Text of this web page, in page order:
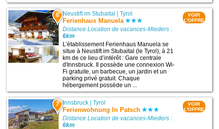
6 Neustift im Stubaital |Tyrol
Ferienhaus Manuela
Distance Location de vacances-Mieders :
6km
L’établissement Ferienhaus Manuela se
situe à Neustift im Stubaital (le Tyrol), à 21
km de ce lieu d’intérêt : Gare centrale
d'Innsbruck. Il possède une connexion Wi-
Fi gratuite, un barbecue, un jardin et un
parking privé gratuit. Chaque
hébergement possède un ...
VOIR
L'OFFRE
7 Innsbruck |Tyrol
Ferienwohnung In Patsch
Distance Location de vacances-Mieders :
6km
VOIR
L'OFFRE